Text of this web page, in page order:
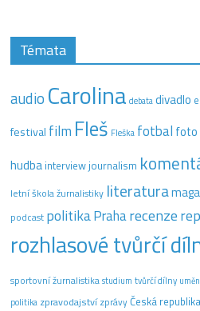
Témata
audio Carolina debata divadlo
festival film Fleš Fleška fotbal foto
hudba interview journalism
letní škola žurnalistiky literatura
podcast politikaPraharecenze
rozhlasové tvůrčí
sportovní žurnalistika studium tvůrčí dílny
politika zpravodajstvízprávyČeská republika